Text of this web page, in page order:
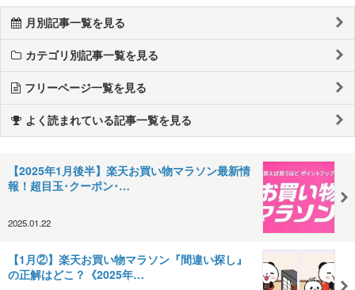
月別記事一覧を見る
カテゴリ別記事一覧を見る
フリーページ一覧を見る
よく読まれている記事一覧を見る
【2025年1月後半】楽天お買い物マラソン最新情
報！超目玉･クーポン･…
2025.01.22
【1月②】楽天お買い物マラソン『間違い探し』
の正解はどこ？《2025年…